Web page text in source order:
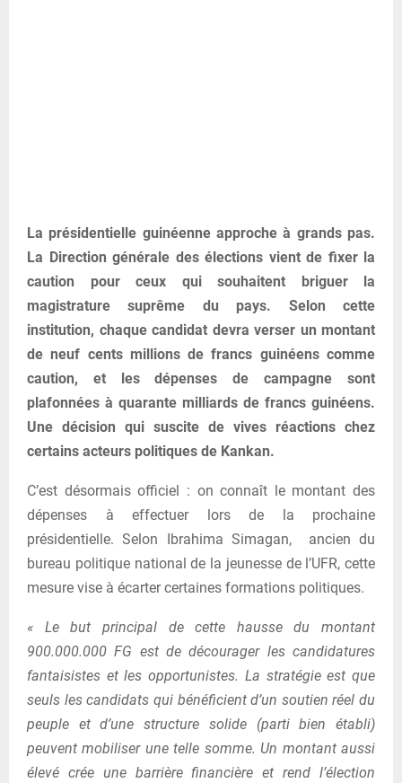
La présidentielle guinéenne approche à grands pas.
La Direction générale des élections vient de fixer la
caution pour ceux qui souhaitent briguer la
magistrature suprême du pays. Selon cette
institution, chaque candidat devra verser un montant
de neuf cents millions de francs guinéens comme
caution, et les dépenses de campagne sont
plafonnées à quarante milliards de francs guinéens.
Une décision qui suscite de vives réactions chez
certains acteurs politiques de Kankan.
C’est désormais officiel : on connaît le montant des
dépenses à effectuer lors de la prochaine
présidentielle. Selon Ibrahima Simagan, ancien du
bureau politique national de la jeunesse de l’UFR, cette
mesure vise à écarter certaines formations politiques.
« Le but principal de cette hausse du montant
900.000.000 FG est de décourager les candidatures
fantaisistes et les opportunistes. La stratégie est que
seuls les candidats qui bénéficient d’un soutien réel du
peuple et d’une structure solide (parti bien établi)
peuvent mobiliser une telle somme. Un montant aussi
élevé crée une barrière financière et rend l’élection